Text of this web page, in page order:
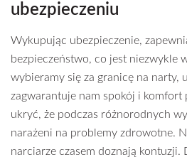
ubezpieczeniu
Wykupując ubezpieczenie,
bezpieczeństwo, co jest niezwykle
wybieramy się za granicę na narty,
zagwarantuje nam spokój i komfort
ukryć, że podczas różnorodnych
narażeni na problemy zdrowotne.
narciarze czasem doznają kontuzji.